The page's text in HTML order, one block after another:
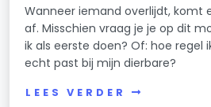
Wanneer iemand overlijdt, komt
af. Misschien vraag je je op dit
ik als eerste doen? Of: hoe regel
echt past bij mijn dierbare?
LEES VERDER